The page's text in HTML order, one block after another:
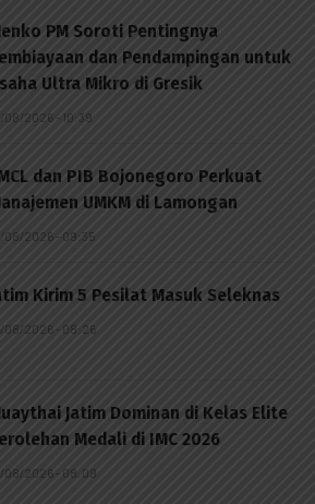
PM Soroti Pentingnya
dan Pendampingan untuk
Ultra Mikro di Gresik
08/2026 - 10:39
dan PIB Bojonegoro Perkuat
UMKM di Lamongan
08/2026 - 09:35
Kirim 5 Pesilat Masuk Seleknas
08/2026 - 08:26
Jatim Dominan di Kelas Elite
Medali di IMC 2026
08/2026 - 08:09